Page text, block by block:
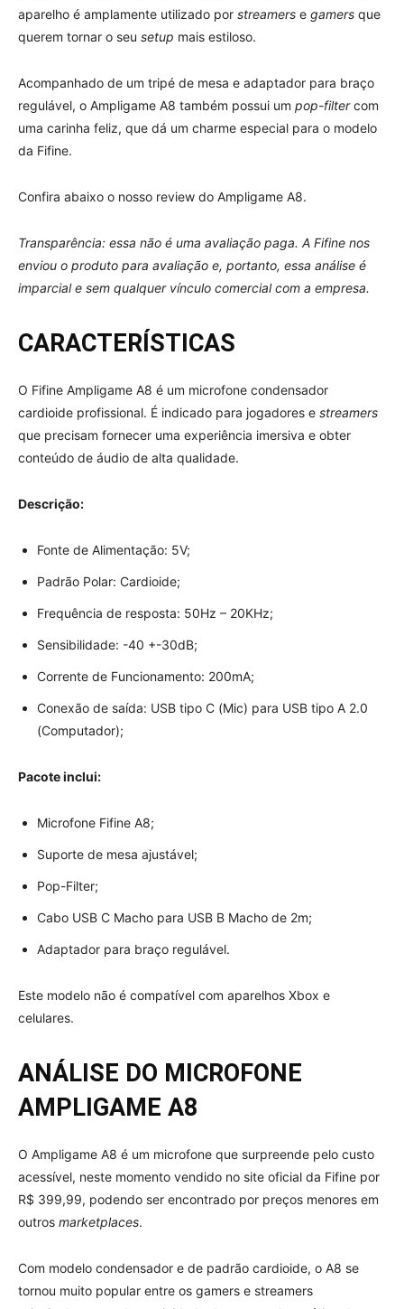
aparelho é amplamente utilizado por streamers e gamers que
querem tornar o seu setup mais estiloso.
Acompanhado de um tripé de mesa e adaptador para braço
regulável, o Ampligame A8 também possui um pop-filtercom
uma carinha feliz, que dá um charme especial para o modelo
da Fifine.
Confira abaixo o nosso review do Ampligame A8.
Transparência: essa não é uma avaliação paga. A Fifine nos
enviou o produto para avaliação e, portanto, essa análise é
imparcial e sem qualquer vínculo comercial com a empresa.
CARACTERÍSTICAS
O Fifine Ampligame A8 é um microfone condensador
cardioide profissional. É indicado para jogadores e streamers
que precisam fornecer uma experiência imersiva e obter
conteúdo de áudio de alta qualidade.
Descrição:
Fonte de Alimentação: 5V;
Padrão Polar: Cardioide;
Frequência de resposta: 50Hz – 20KHz;
Sensibilidade: -40 +-30dB;
Corrente de Funcionamento: 200mA;
Conexão de saída: USB tipo C (Mic) para USB tipo A 2.0
(Computador);
Pacote inclui:
Microfone Fifine A8;
Suporte de mesa ajustável;
Pop-Filter;
Cabo USB C Macho para USB B Macho de 2m;
Adaptador para braço regulável.
Este modelo não é compatível com aparelhos Xbox e
celulares.
ANÁLISE DO MICROFONE
AMPLIGAME A8
O Ampligame A8 é um microfone que surpreende pelo custo
acessível, neste momento vendido no site oficial da Fifine por
R$ 399,99, podendo ser encontrado por preços menores em
outros marketplaces.
Com modelo condensador e de padrão cardioide, o A8 se
tornou muito popular entre os gamers e streamers